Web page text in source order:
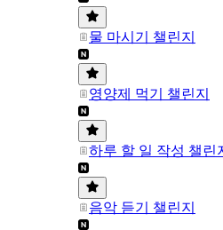
물 마시기 챌린지
영양제 먹기 챌린지
하루 할 일 작성 챌린
음악 듣기 챌린지